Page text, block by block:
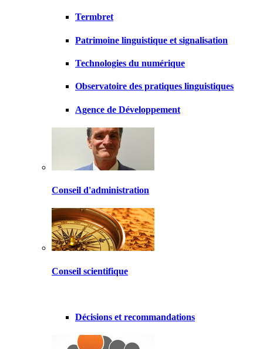
Termbret
Patrimoine linguistique et signalisation
Technologies du numérique
Observatoire des pratiques linguistiques
Agence de Développement
Conseil d'administration
Conseil scientifique
Décisions et recommandations